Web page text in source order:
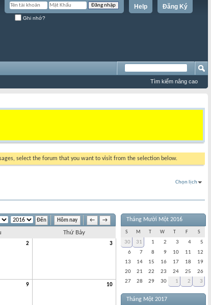
Đăng Ký
Help
Ghi nhớ?
Tìm kiếm nâng cao
select the forum that you want to visit from the selection below.
Chọn lịch
Hôm nay ← →
Thứ Bảy
2 3
9 10
Tháng Mười Một 2016
S M W F S
30 31 1 2 3 4
5
6
7 8 9 10 11
12
13
14 15 16 17 18
19
20
21 22 23 24 25
26
27
28 29 30 1 2 3
Tháng Một 2017